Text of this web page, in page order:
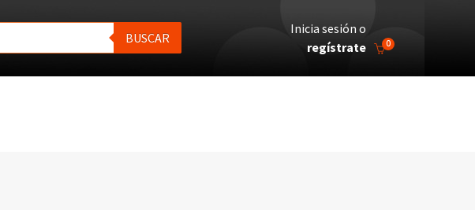
BUSCAR
Inicia sesión o
regístrate
0